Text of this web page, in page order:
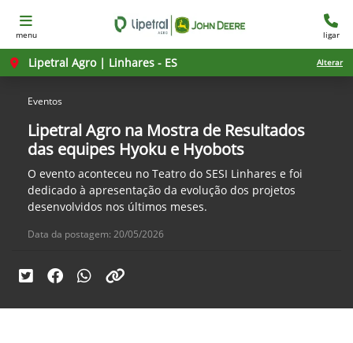
menu ligar
Lipetral Agro | Linhares - ES Alterar
Eventos
Lipetral Agro na Mostra de Resultados
das equipes Hyoku e Hyobots
O evento aconteceu no Teatro do SESI Linhares e foi
dedicado à apresentação da evolução dos projetos
desenvolvidos nos últimos meses.
Data da postagem: 20/05/2026